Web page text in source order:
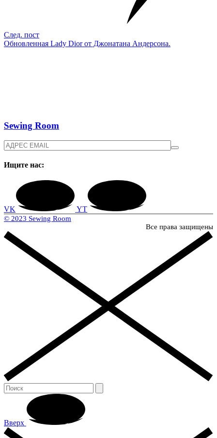
След. пост
Обновленная Lady Dior от Джонатана Андерсона.
Sewing Room
Ищите нас:
VK YT
© 2023 Sewing Room
Все права защищены
Вверх